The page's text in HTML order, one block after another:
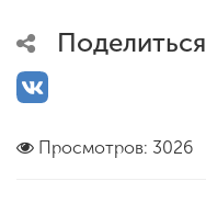
Поделиться
Просмотров: 3026